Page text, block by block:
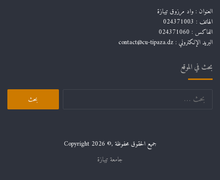
العنوان : واد مرزوق تيبازة
الهاتف : 024371003
الفاكس : 024371060
البريد الإلكتروني : contact@cu-tipaza.dz
بحث في الموقع
البحث
جميع الحقوق محفوظة ,© Copyright 2026
جامعة تيبازة